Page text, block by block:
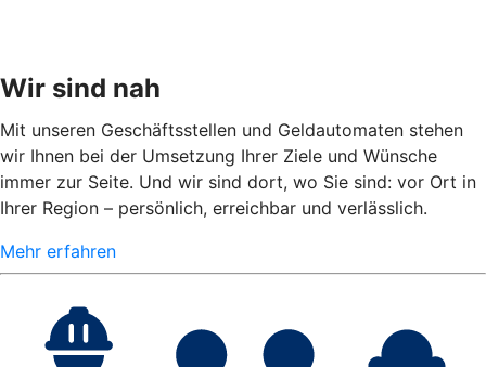
Wir sind nah
Mit unseren Geschäftsstellen und Geldautomaten stehen
wir Ihnen bei der Umsetzung Ihrer Ziele und Wünsche
immer zur Seite. Und wir sind dort, wo Sie sind: vor Ort in
Ihrer Region – persönlich, erreichbar und verlässlich.
Mehr erfahren